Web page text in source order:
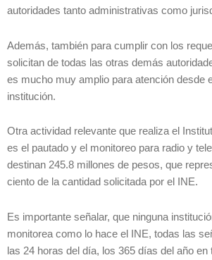
autoridades tanto administrativas como
Además, también para cumplir con los
solicitan de todas las otras demás
es mucho muy amplio para atención desde
institución.
Otra actividad relevante que realiza el
es el pautado y el monitoreo para radio y
destinan 245.8 millones de pesos, que
ciento de la cantidad solicitada por el INE.
Es importante señalar, que ninguna
monitorea como lo hace el INE, todas las
las 24 horas del día, los 365 días del año en